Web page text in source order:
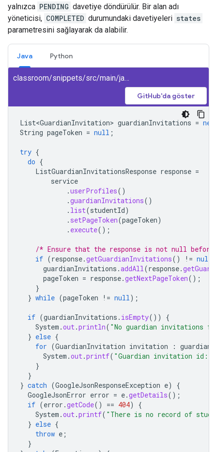
yalnızca PENDING davetiye döndürülür. Bir alan adı
yöneticisi, COMPLETED durumundaki davetiyeleri states
parametresini sağlayarak da alabilir.
Java Python
classroom/snippets/src/main/java/ListGuardianInvitationsByStudent.java
GitHub'da göster
List<GuardianInvitation> guardianInvitations = new
String pageToken = null ;
try {
do {
ListGuardianInvitationsResponse response =
service
.userProfiles()
.guardianInvitations()
. list(studentId)
. setPageToken(pageToken)
. execute();
/* Ensure that the response is not null
if (response.getGuardianInvitations() != null
guardianInvitations .addAll (response.
pageToken = response.getNextPageToken();
}
} while (pageToken != null );
if (guardianInvitations . isEmpty())
{
System .out .println( "No guardian invitations
} else {
for (GuardianInvitation invitation :
System .out .printf( "Guardian invitation id:
}
}
} catch (GoogleJsonResponseException e)
{
GoogleJsonError error = e.getDetails();
if (error .getCode() == 404)
{
System .out .printf( "There is no record of
} else {
throw e ;
}